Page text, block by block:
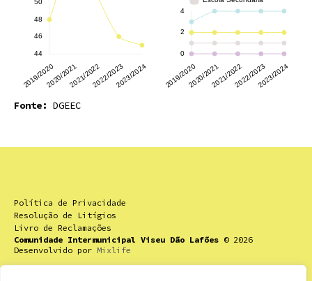
Fonte: DGEEC
Política de Privacidade
Resolução de Litígios
Livro de Reclamações
Comunidade Intermunicipal Viseu Dão Lafões © 2026
Desenvolvido por Mixlife